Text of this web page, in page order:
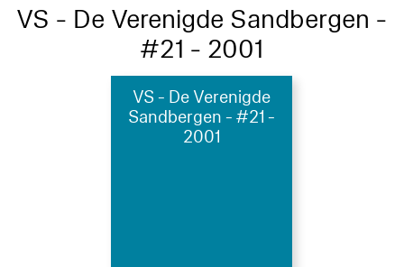
VS - De Verenigde Sandbergen -
#21 - 2001
VS - De Verenigde
Sandbergen - #21 -
2001